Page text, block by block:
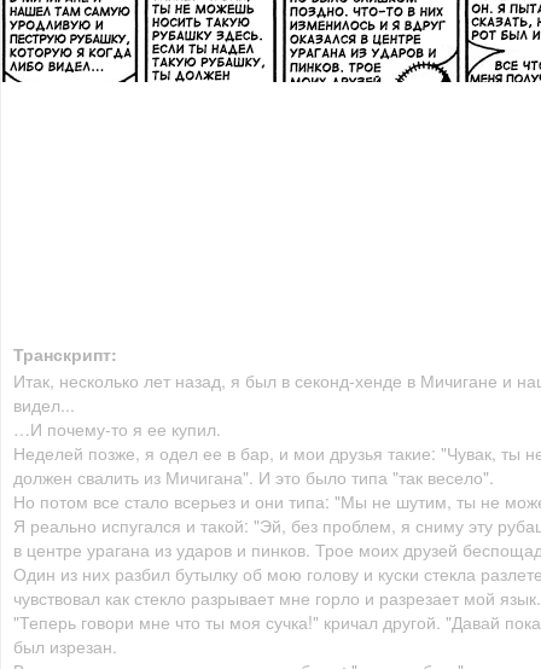
Транскрипт:
Итак, несколько лет назад, я был в секонд-хенде в Мичигане и
видел...
…И почему-то я ее купил.
Неделей позже, я одел ее в бар, и мои друзья такие: "Чувак, ты
должен свалить из Мичигана". И это было типа "так весело".
Но потом все стало всерьез и они типа: "Мы не шутим, ты не
Я реально испугался и такой: "Эй, без проблем, я сниму эту
в центре урагана из ударов и пинков. Трое моих друзей
Один из них разбил бутылку об мою голову и куски стекла
чувствовал как стекло разрывает мне горло и разрезает мой язык.
"Теперь говори мне что ты моя сучка!" кричал другой. "Давай
был изрезан.